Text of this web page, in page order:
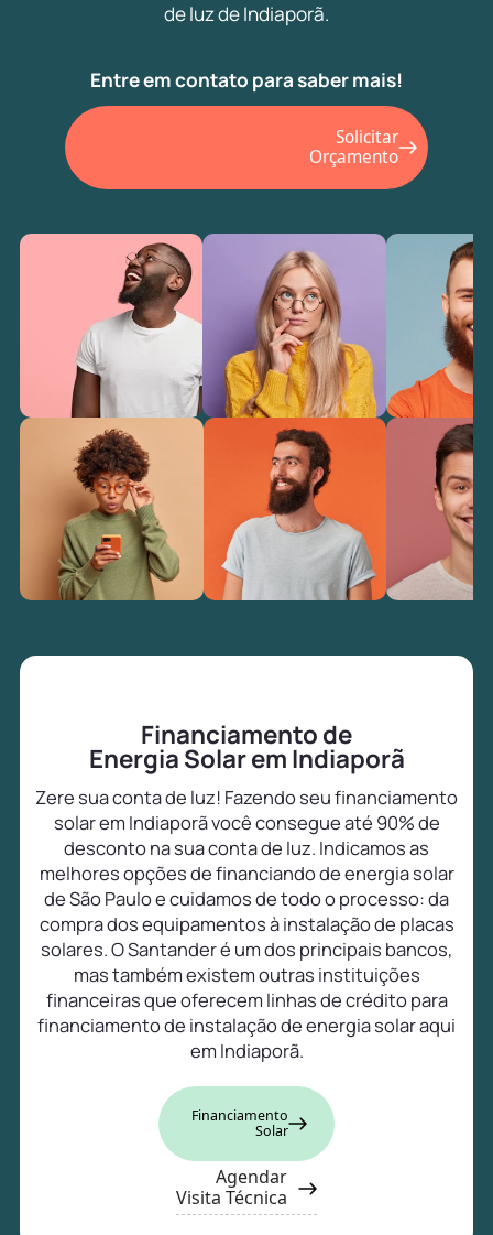
de luz de Indiaporã.
Entre em contato para saber mais!
Solicitar
Orçamento
Financiamento de
Energia Solar em Indiaporã
Zere sua conta de luz! Fazendo seu financiamento
solar em Indiaporã você consegue até 90% de
desconto na sua conta de luz. Indicamos as
melhores opções de financiando de energia solar
de São Paulo e cuidamos de todo o processo: da
compra dos equipamentos à instalação de placas
solares. O Santander é um dos principais bancos,
mas também existem outras instituições
financeiras que oferecem linhas de crédito para
financiamento de instalação de energia solar aqui
em Indiaporã.
Financiamento
Solar
Agendar
Visita Técnica